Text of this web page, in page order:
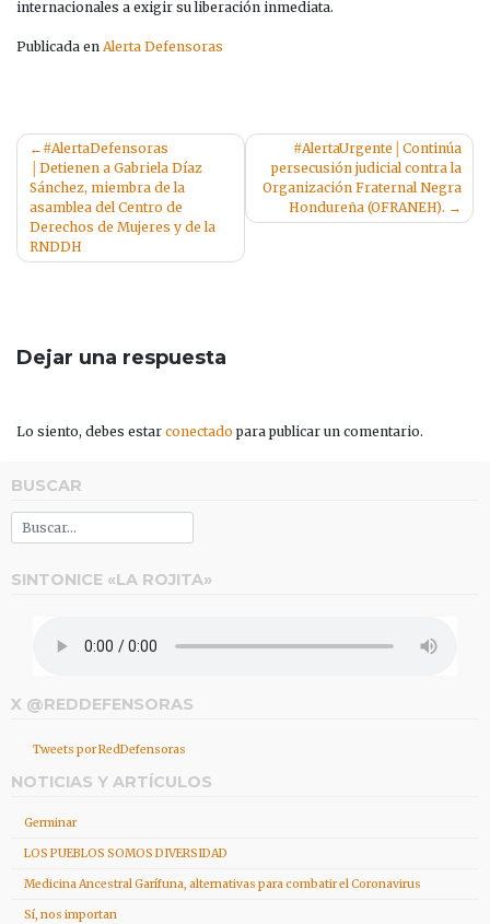
internacionales a exigir su liberación inmediata.
Publicada en Alerta Defensoras
Navegación
de
entradas
#AlertaDefensoras
│Detienen a Gabriela Díaz
Sánchez, miembra de la
asamblea del Centro de
Derechos de Mujeres y de la
RNDDH
#AlertaUrgente│Continúa
persecusión judicial contra la
Organización Fraternal Negra
Hondureña (OFRANEH).
Dejar una respuesta
Lo siento, debes estar conectado para publicar un comentario.
BUSCAR
SINTONICE «LA ROJITA»
X @REDDEFENSORAS
Tweets por RedDefensoras
NOTICIAS Y ARTÍCULOS
Germinar
LOS PUEBLOS SOMOS DIVERSIDAD
Medicina Ancestral Garífuna, alternativas para combatir el Coronavirus
Sí, nos importan